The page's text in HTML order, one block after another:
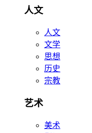
人文
人文
文学
思想
历史
宗教
艺术
美术